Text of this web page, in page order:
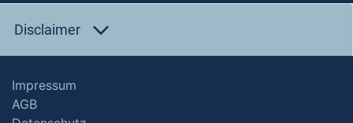
Disclaimer
Impressum
AGB